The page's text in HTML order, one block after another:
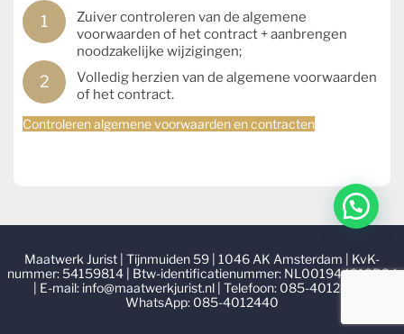
Zuiver controleren van de algemene
voorwaarden of het contract + aanbrengen
noodzakelijke wijzigingen;
Volledig herzien van de algemene voorwaarden
of het contract.
Controleren algemene voorwaarden en contracten
Maatwerk Jurist | Tijnmuiden 59 | 1046 AK Amsterdam | KvK-
nummer: 54159814 | Btw-identificatienummer: NL001944919B34
| E-mail: info@maatwerkjurist.nl | Telefoon: 085-4012440 |
WhatsApp: 085-4012440